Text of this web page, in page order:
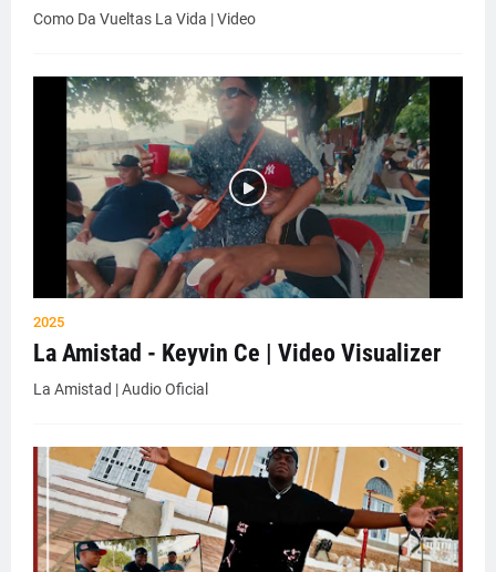
Como Da Vueltas La Vida | Video
2025
La Amistad - Keyvin Ce | Video Visualizer
La Amistad | Audio Oficial